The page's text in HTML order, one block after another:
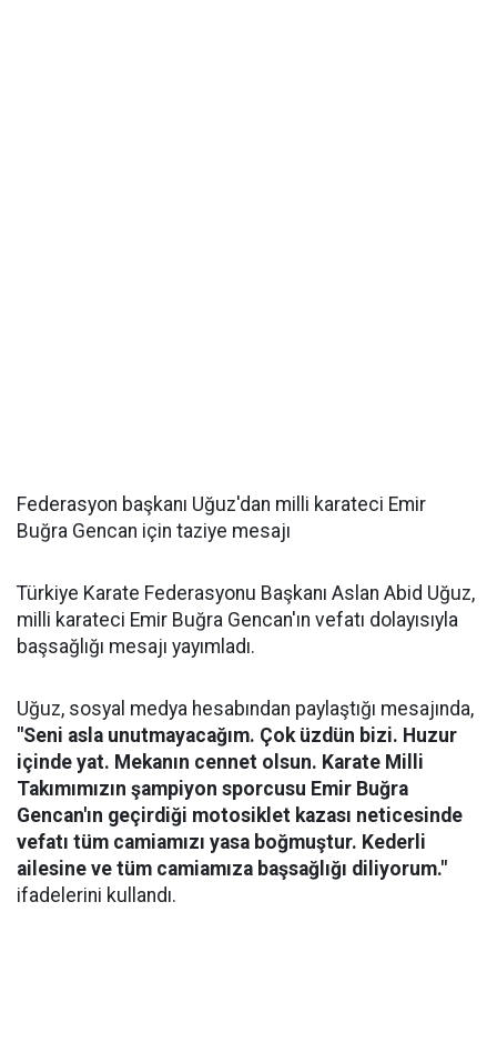
Federasyon başkanı Uğuz'dan milli karateci Emir
Buğra Gencan için taziye mesajı
Türkiye Karate Federasyonu Başkanı Aslan Abid Uğuz,
milli karateci Emir Buğra Gencan'ın vefatı dolayısıyla
başsağlığı mesajı yayımladı.
Uğuz, sosyal medya hesabından paylaştığı mesajında,
"Seni asla unutmayacağım. Çok üzdün bizi. Huzur
içinde yat. Mekanın cennet olsun. Karate Milli
Takımımızın şampiyon sporcusu Emir Buğra
Gencan'ın geçirdiği motosiklet kazası neticesinde
vefatı tüm camiamızı yasa boğmuştur. Kederli
ailesine ve tüm camiamıza başsağlığı diliyorum."
ifadelerini kullandı.